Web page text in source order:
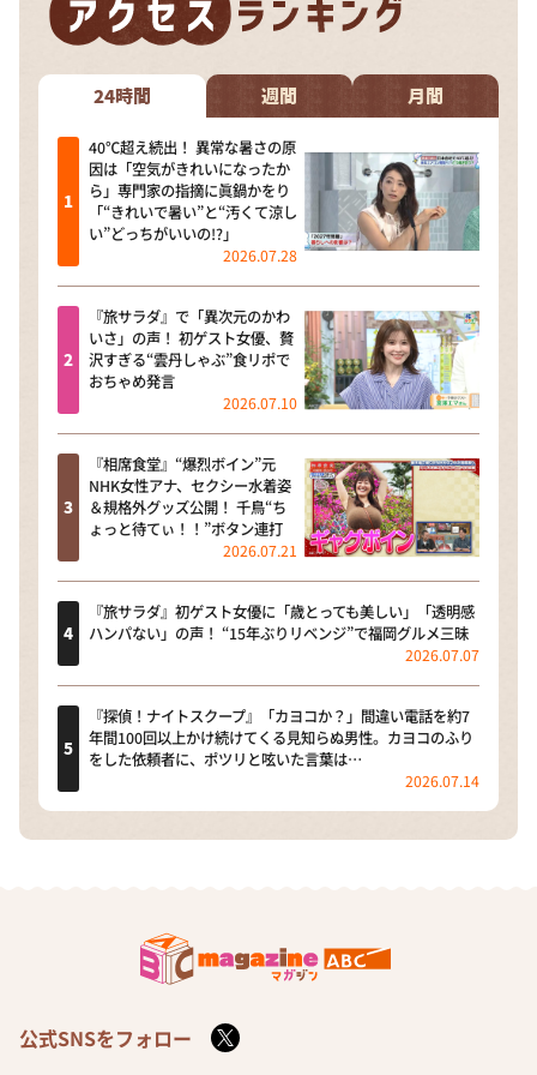
24時間 週間 月間
40℃超え続出！ 異常な暑さの原
因は「空気がきれいになったか
ら」専門家の指摘に眞鍋かをり
「“きれいで暑い”と“汚くて涼し
い”どっちがいいの!?」
2026.07.28
『旅サラダ』で「異次元のかわ
いさ」の声！ 初ゲスト女優、贅
沢すぎる“雲丹しゃぶ”食リポで
おちゃめ発言
2026.07.10
『相席食堂』“爆烈ボイン”元
NHK女性アナ、セクシー水着姿
＆規格外グッズ公開！ 千鳥“ち
ょっと待てぃ！！”ボタン連打
2026.07.21
『旅サラダ』初ゲスト女優に「歳とっても美しい」「透明感
ハンパない」の声！ “15年ぶりリベンジ”で福岡グルメ三昧
2026.07.07
『探偵！ナイトスクープ』「カヨコか？」間違い電話を約7
年間100回以上かけ続けてくる見知らぬ男性。カヨコのふり
をした依頼者に、ポツリと呟いた言葉は…
2026.07.14
公式SNSをフォロー